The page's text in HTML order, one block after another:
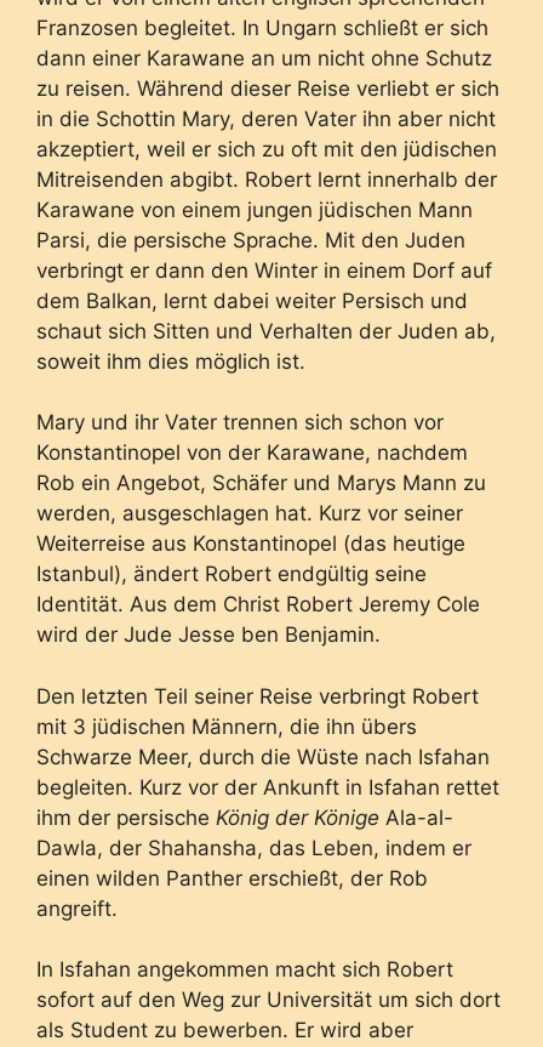
Franzosen begleitet. In Ungarn schließt er sich
dann einer Karawane an um nicht ohne Schutz
zu reisen. Während dieser Reise verliebt er sich
in die Schottin Mary, deren Vater ihn aber nicht
akzeptiert, weil er sich zu oft mit den jüdischen
Mitreisenden abgibt. Robert lernt innerhalb der
Karawane von einem jungen jüdischen Mann
Parsi, die persische Sprache. Mit den Juden
verbringt er dann den Winter in einem Dorf auf
dem Balkan, lernt dabei weiter Persisch und
schaut sich Sitten und Verhalten der Juden ab,
soweit ihm dies möglich ist.
Mary und ihr Vater trennen sich schon vor
Konstantinopel von der Karawane, nachdem
Rob ein Angebot, Schäfer und Marys Mann zu
werden, ausgeschlagen hat. Kurz vor seiner
Weiterreise aus Konstantinopel (das heutige
Istanbul), ändert Robert endgültig seine
Identität. Aus dem Christ Robert Jeremy Cole
wird der Jude Jesse ben Benjamin.
Den letzten Teil seiner Reise verbringt Robert
mit 3 jüdischen Männern, die ihn übers
Schwarze Meer, durch die Wüste nach Isfahan
begleiten. Kurz vor der Ankunft in Isfahan rettet
ihm der persische König der Könige Ala-al-
Dawla, der Shahansha, das Leben, indem er
einen wilden Panther erschießt, der Rob
angreift.
In Isfahan angekommen macht sich Robert
sofort auf den Weg zur Universität um sich dort
als Student zu bewerben. Er wird aber